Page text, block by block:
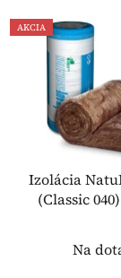
AKCIA
Izolácia
(Classic
Na